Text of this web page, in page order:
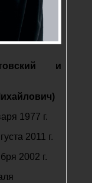
и
1977 г.
2011 г.
2002 г.